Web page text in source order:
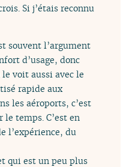
Si j’étais reconnu
souvent l’argument
d’usage, donc
voit aussi avec le
rapide aux
les aéroports, c’est
temps. C’est en
l’expérience, du
qui est un peu plus